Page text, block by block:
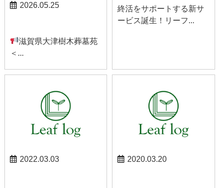
2026.05.25
滋賀県大津樹木葬墓苑
＜...
終活をサポートする新サ
ービス誕生！リーフ...
2022.03.03 2020.03.20